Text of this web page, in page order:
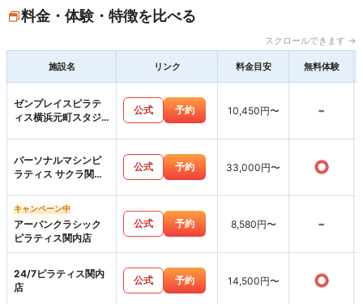
料金・体験・特徴を比べる
スクロールできます →
施設名 リンク 料金目安 無料体験
ゼンプレイスピラテ
ィス横浜元町スタジ
公式 予約 10,450円〜 -
パーソナルマシンピ
ラティス サクラ関内
公式 予約 33,000円〜 ○
キャンペーン中
アーバンクラシック
ピラティス関内店
公式 予約 8,580円〜 -
24/7ピラティス関内
店
公式 予約 14,500円〜 ○